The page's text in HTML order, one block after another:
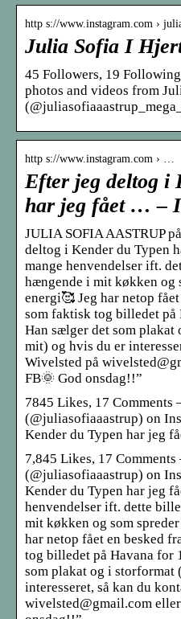
http s://www.instagram.com ›
Julia Sofia I
45 Followers, 19
photos and videos from
http s://www.instagram.com › …
Efter jeg deltog i
har jeg fået … –
JULIA SOFIA AASTRUP
deltog i Kender du Typen
mange henvendelser ift.
hængende i mit køkken og
energi🥰 Jeg har netop
som faktisk tog billedet på
Han sælger det som
mit) og hvis du er
Wivelsted på
FB🌞 God onsdag!!”
7845 Likes, 17 Comments
(@juliasofiaaastrup) on
Kender du Typen har jeg
7,845 Likes, 17
(@juliasofiaaastrup) on
Kender du Typen har jeg
henvendelser ift. dette
mit køkken og som
har netop fået en besked
tog billedet på Havana for
som plakat og i storformat
interesseret, så kan du
wivelsted@gmail.com